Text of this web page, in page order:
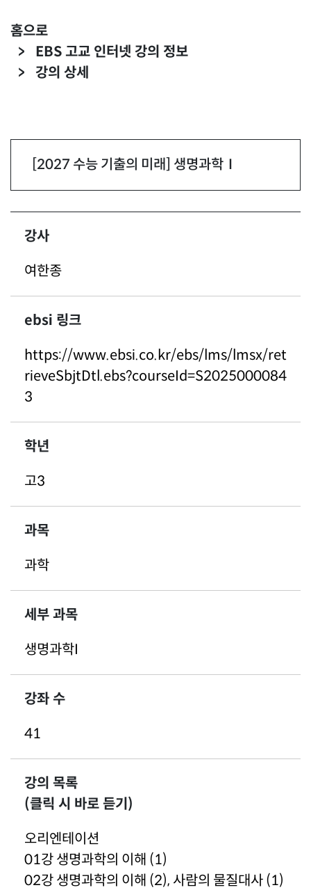
홈으로
EBS 고교 인터넷 강의 정보
강의 상세
건너뛰기
헤드라인
[2027 수능 기출의 미래] 생명과학Ⅰ
강사
여한종
ebsi 링크
https://www.ebsi.co.kr/ebs/lms/lmsx/ret
rieveSbjtDtl.ebs?courseId=S2025000084
3
학년
고3
과목
과학
세부 과목
생명과학I
강좌 수
41
강의 목록
(클릭 시 바로 듣기)
오리엔테이션
01강 생명과학의 이해 (1)
02강 생명과학의 이해 (2), 사람의 물질대사 (1)